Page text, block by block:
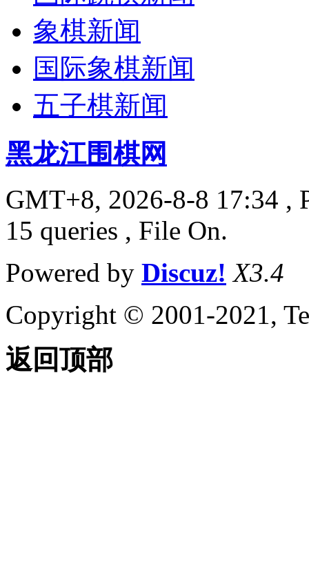
象棋新闻
国际象棋新闻
五子棋新闻
黑龙江围棋网
GMT+8, 2026-8-8 17:34 ,
15 queries , File On.
Powered by Discuz! X3.4
Copyright © 2001-2021,
返回顶部